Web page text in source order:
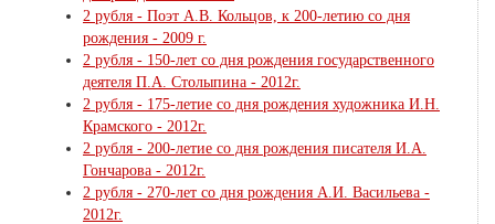
2 рубля - Поэт А.В. Кольцов, к 200-летию со дня
рождения - 2009 г.
2 рубля - 150-лет со дня рождения государственного
деятеля П.А. Столыпина - 2012г.
2 рубля - 175-летие со дня рождения художника И.Н.
Крамского - 2012г.
2 рубля - 200-летие со дня рождения писателя И.А.
Гончарова - 2012г.
2 рубля - 270-лет со дня рождения А.И. Васильева -
2012г.